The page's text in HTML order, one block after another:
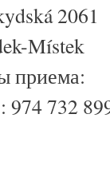
2061
Místek
приема:
974 732